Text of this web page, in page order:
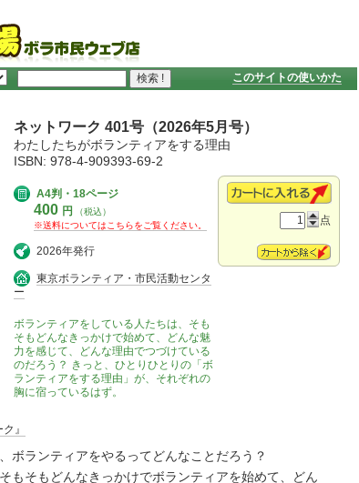
このサイトの使いかた
ネットワーク 401号（2026年5月号）
わたしたちがボランティアをする理由
ISBN: 978-4-909393-69-2
点
A4判・18ページ
400 円
（税込）
※送料についてはこちらをご覧ください。
2026年発行
東京ボランティア・市民活動センタ
ー
ボランティアをしている人たちは、そも
そもどんなきっかけで始めて、どんな魅
力を感じて、どんな理由でつづけている
のだろう？ きっと、ひとりひとりの「ボ
ランティアをする理由」が、それぞれの
胸に宿っているはず。
』
ボランティアをやるってどんなことだろう？
もそもどんなきっかけでボランティアを始めて、どん